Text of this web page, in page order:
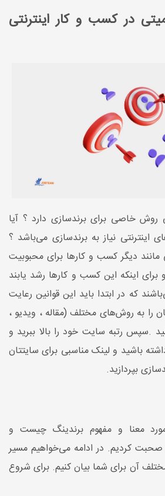
در کسب و کار اینترنتی
روش خاصی برای برندسازی دارد ؟ آیا
اینترنتی نیاز به برندسازی می­‌باشد ؟
مانند دیگر کسب و کارها برای محبوبیت
برای اینکه این کسب و کارها رشد یابند
که در ابتدا باید این قوانین رعایت
را به روش­‌های مختلف (مقاله ، ویدیو ،
.سپس رتبه سایت خود را بالا ببرید و
باشید و لینک مناسبی برای سایتتان
بپردازید.
معنا و مفهوم برندینگ چیست و
صحبت کردیم. در ادامه می‌خواهیم مسیر
آن برای شما بیان کنیم. برای شروع